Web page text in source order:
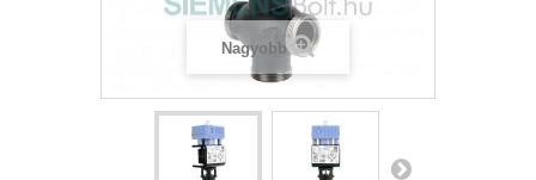
Nagyobb